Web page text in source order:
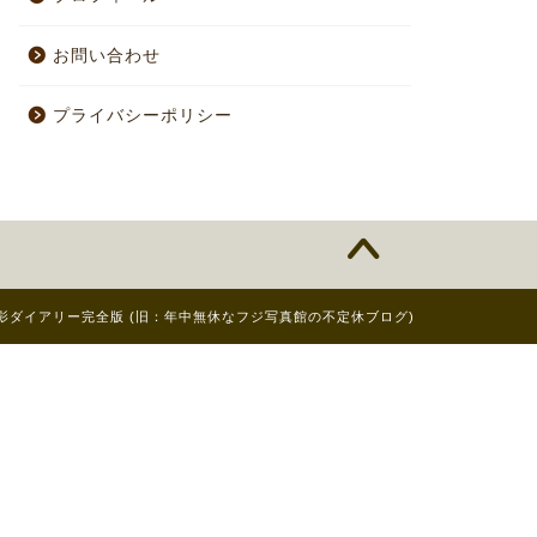
お問い合わせ
プライバシーポリシー
イアリー完全版 (旧：年中無休なフジ写真館の不定休ブログ)